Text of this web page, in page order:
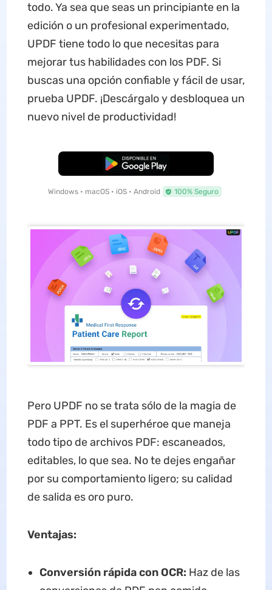
todo. Ya sea que seas un principiante en la
edición o un profesional experimentado,
UPDF tiene todo lo que necesitas para
mejorar tus habilidades con los PDF. Si
buscas una opción confiable y fácil de usar,
prueba UPDF. ¡Descárgalo y desbloquea un
nuevo nivel de productividad!
Descarga Gratuita
Windows • macOS • iOS • Android 100% Seguro
Pero UPDF no se trata sólo de la magia de
PDF a PPT. Es el superhéroe que maneja
todo tipo de archivos PDF: escaneados,
editables, lo que sea. No te dejes engañar
por su comportamiento ligero; su calidad
de salida es oro puro.
Ventajas:
Conversión rápida con OCR: Haz de las